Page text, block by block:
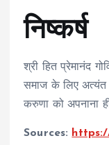
निष्कर्ष
श्री हित प्रेमानंद
समाज के लिए अत्यंत
करुणा को अपनाना
Sources: